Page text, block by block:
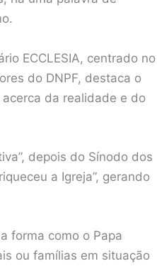
ECCLESIA, centrado no
do DNPF, destaca o
da realidade e do
depois do Sínodo dos
a Igreja”, gerando
forma como o Papa
ou famílias em situação